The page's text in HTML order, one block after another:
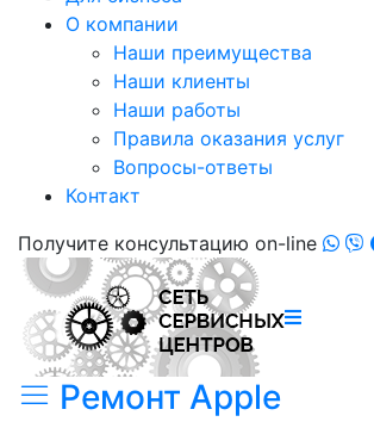
О компании
Наши преимущества
Наши клиенты
Наши работы
Правила оказания услуг
Вопросы-ответы
Контакт
Получите консультацию on-line
Ремонт Apple